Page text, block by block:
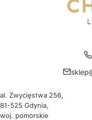
al. Zwycięstwa 256,
81-525 Gdynia,
woj. pomorskie